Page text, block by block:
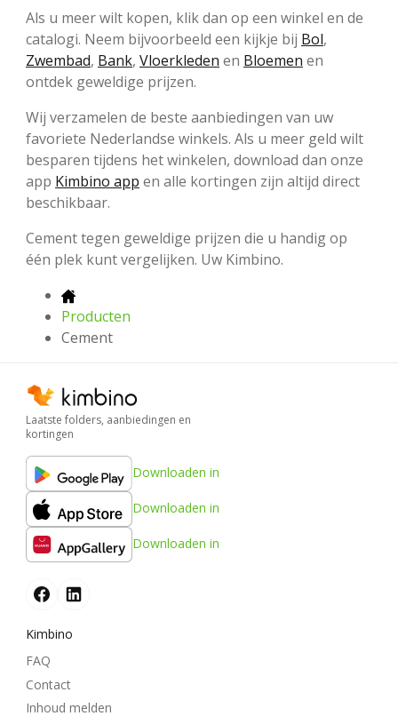
Als u meer wilt kopen, klik dan op een winkel en de
catalogi. Neem bijvoorbeeld een kijkje bij Bol,
Zwembad, Bank, Vloerkleden en Bloemen en
ontdek geweldige prijzen.
Wij verzamelen de beste aanbiedingen van uw
favoriete Nederlandse winkels. Als u meer geld wilt
besparen tijdens het winkelen, download dan onze
app Kimbino app en alle kortingen zijn altijd direct
beschikbaar.
Cement tegen geweldige prijzen die u handig op
één plek kunt vergelijken. Uw Kimbino.
Producten
Cement
Laatste folders, aanbiedingen en
kortingen
Downloaden in
Downloaden in
Downloaden in
Kimbino
FAQ
Contact
Inhoud melden